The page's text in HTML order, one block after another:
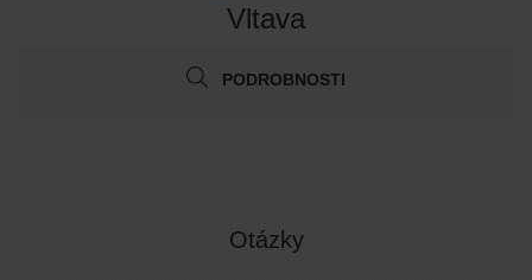
Vltava
PODROBNOSTI
Otázky